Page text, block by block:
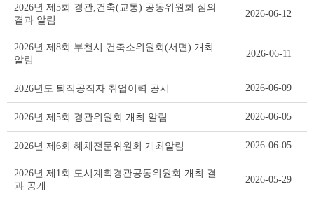
서
정
자
료
리
스
트
이
2026년 제5회 경관,건축(교통) 공동위원회 심의
결과 알림
2026-06-12
2026년 제8회 부천시 건축소위원회(서면) 개최
알림
2026-06-11
2026년도 퇴직공직자 취업이력 공시 2026-06-09
2026년 제5회 경관위원회 개최 알림 2026-06-05
2026년 제6회 해체전문위원회 개최알림 2026-06-05
2026년 제1회 도시계획경관공동위원회 개최 결
과 공개
2026-05-29